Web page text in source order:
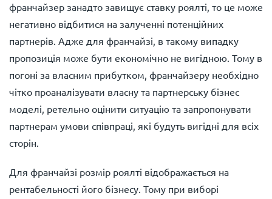
франчайзер занадто завищує ставку роялті, то це може
негативно відбитися на залученні потенційних
партнерів. Адже для франчайзі, в такому випадку
пропозиція може бути економічно не вигідною. Тому в
погоні за власним прибутком, франчайзеру необхідно
чітко проаналізувати власну та партнерську бізнес
моделі, ретельно оцінити ситуацію та запропонувати
партнерам умови співпраці, які будуть вигідні для всіх
сторін.
Для франчайзі розмір роялті відображається на
рентабельності його бізнесу. Тому при виборі